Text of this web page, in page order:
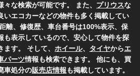
々な検索が可能です。 また、 プリウスな
いエコカーなどの物件も多く掲載してい
離、修復歴、車台番号は100%表示、保
も表示しているので、安心して物件を探
ます。 そして、 ホイール、 タイヤからエ
パーツ情報も検索できます。 他にも、買
車処分の販売店情報も掲載しています。